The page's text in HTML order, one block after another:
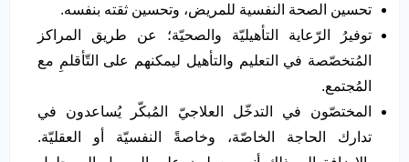
تحسين الصحة النفسية للمريض، وتحسين ثقته بنفسه.
توفيرُ الرّعاية التأهيليّة والصحيّة؛ عن طريق المراكز
المُتخصّصة في التعليم والتأهيل ليمكنهم على التّأقلمِ مع
المُجتمع.
المختصّون في التدخّل العلاجيّ المُبكّر يُساعدون في
تدارك الحاجة الخاصّة، وخاصةً النفسيّة أو العقليّة.